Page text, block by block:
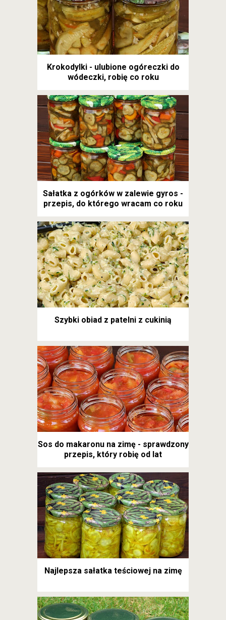
Krokodylki - ulubione ogóreczki do
wódeczki, robię co roku
Sałatka z ogórków w zalewie gyros -
przepis, do którego wracam co roku
Szybki obiad z patelni z cukinią
Sos do makaronu na zimę - sprawdzony
przepis, który robię od lat
Najlepsza sałatka teściowej na zimę